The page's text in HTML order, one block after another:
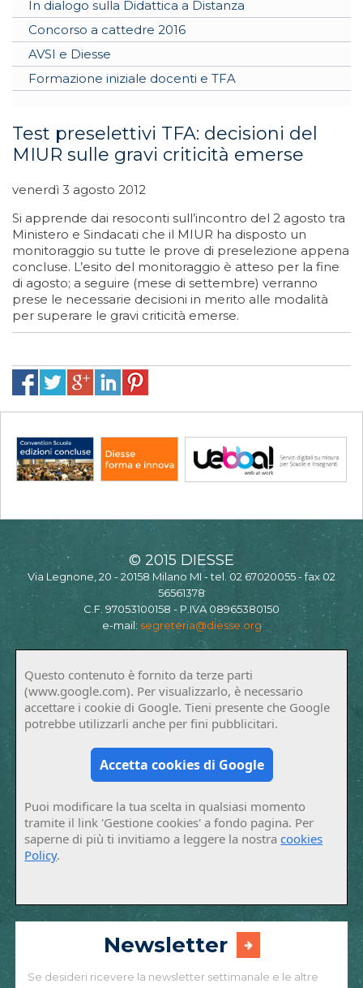
In dialogo sulla Didattica a Distanza
Concorso a cattedre 2016
AVSI e Diesse
Formazione iniziale docenti e TFA
Test preselettivi TFA: decisioni del
MIUR sulle gravi criticità emerse
venerdì 3 agosto 2012
Si apprende dai resoconti sull’incontro del 2 agosto tra
Ministero e Sindacati che il MIUR ha disposto un
monitoraggio su tutte le prove di preselezione appena
concluse. L’esito del monitoraggio è atteso per la fine
di agosto; a seguire (mese di settembre) verranno
prese le necessarie decisioni in merito alle modalità
per superare le gravi criticità emerse.
© 2015 DIESSE
Via Legnone, 20 - 20158 Milano MI - tel. 02 67020055 - fax 02
56561378
C.F. 97053100158 - P.IVA 08965380150
e-mail: segreteria@diesse.org
Questo contenuto è fornito da terze parti
(www.google.com). Per visualizzarlo, è necessario
accettare i cookie di Google. Tieni presente che Google
potrebbe utilizzarli anche per fini pubblicitari.
Accetta cookies di Google
Puoi modificare la tua scelta in qualsiasi momento
tramite il link 'Gestione cookies' a fondo pagina. Per
saperne di più ti invitiamo a leggere la nostracookies
Policy.
Newsletter
Se desideri ricevere la newsletter settimanale e le altre